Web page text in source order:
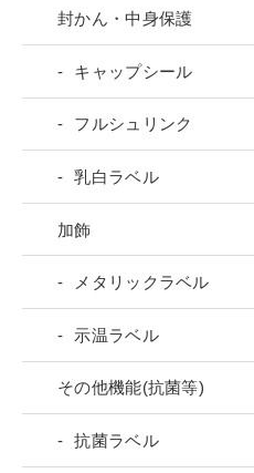
封かん・中身保護
キャップシール
フルシュリンク
乳白ラベル
加飾
メタリックラベル
示温ラベル
その他機能(抗菌等)
抗菌ラベル